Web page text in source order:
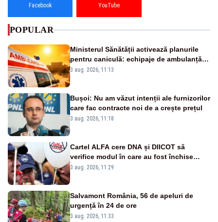
Facebook YouTube
POPULAR
Ministerul Sănătății activează planurile
pentru caniculă: echipaje de ambulanță
suplimentate, stocuri de medicamente
3 aug. 2026, 11:13
Bușoi: Nu am văzut intenții ale furnizorilor
care fac contracte noi de a crește prețul
3 aug. 2026, 11:18
Cartel ALFA cere DNA și DIICOT să
verifice modul în care au fost închise
centralele pe cărbune
3 aug. 2026, 11:29
Salvamont România, 56 de apeluri de
urgență în 24 de ore
3 aug. 2026, 11:33